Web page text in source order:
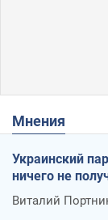
Мнения
Украинский
ничего не
Виталий